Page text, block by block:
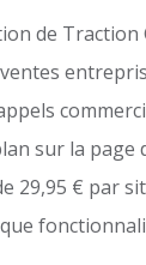
de Traction
sur la page
29,95 € par